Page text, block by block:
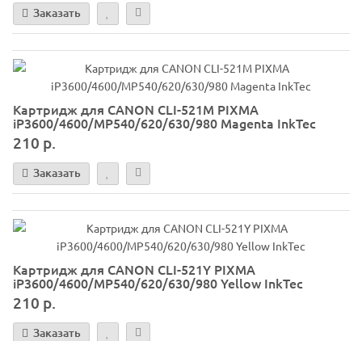
Заказать
Картридж для CANON CLI-521M PIXMA
iP3600/4600/MP540/620/630/980 Magenta InkTec
210 р.
Заказать
Картридж для CANON CLI-521Y PIXMA
iP3600/4600/MP540/620/630/980 Yellow InkTec
210 р.
Заказать